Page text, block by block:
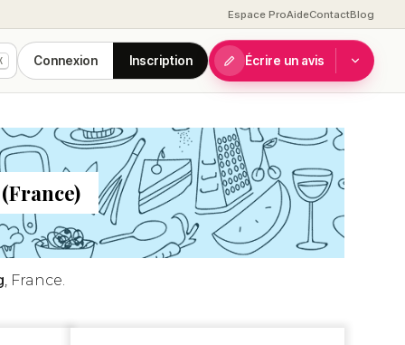
Espace ProAideContactBlog
Connexion Inscription Écrire un avis
, France.